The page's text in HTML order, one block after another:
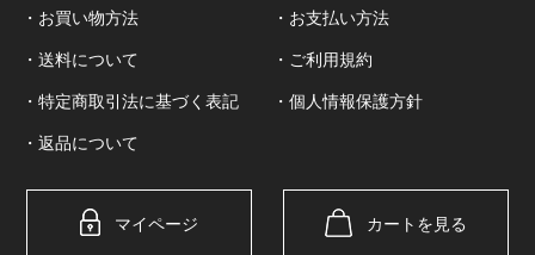
・お買い物方法
・お支払い方法
・送料について
・ご利用規約
・特定商取引法に基づく表記
・個人情報保護方針
・返品について
マイページ カートを見る